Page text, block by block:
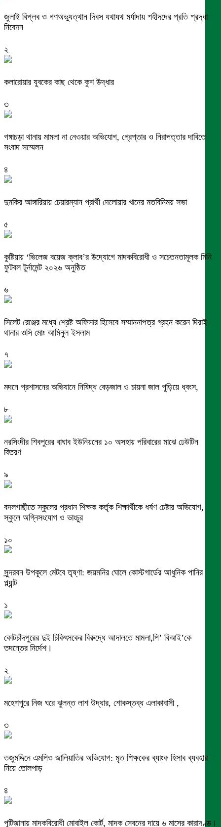
জুলাই বিপ্লব ও গণঅভ্যুত্থান দিবস যথাযথ মর্যাদায় শহীদদের প্রতি শ্রদ্ধা
নিবেদন
২
কলারোয়ার যুবকের কাছ থেকে কুশ উদ্ধার
৩
গঙ্গাচড়া থানায় মামলা না নেওয়ার অভিযোগ, গ্রেপ্তার ও নিরাপত্তার দাবিতে
সংবাদ সম্মেলন
৪
দুমকির আঙ্গারিয়ায় চেয়ারম্যান প্রার্থী দেলোয়ার খানের মতবিনিময় সভা
৫
কুষ্টিয়ায় ‘ভিলেজ বয়েজ ক্লাব’র উদ্যোগে মাদকবিরোধী ও সচেতনতামূলক মিনি
ফুটবল টুর্নামেন্ট ২০২৬ অনুষ্ঠিত
৬
সিলেট রেঞ্জের মধ্যে শ্রেষ্ট অফিসার হিসেবে সম্মাননাপত্র গ্রহন করেন দিরাই
থানার ওসি মোঃ আমিনুল ইসলাম
৭
মদনে প্রশাসনের অভিযানে নিষিদ্ধ বেড়জাল ও চায়না জাল পুড়িয়ে ধ্বংস,
৮
নরসিংদীর শিবপুরের বাঘাব ইউনিয়নের ১০ অসহায় পরিবারের মাঝে ঢেউটিন
বিতরণ
৯
বদলগাছীতে স্কুলের প্রধান শিক্ষক কর্তৃক শিক্ষার্থীকে ধর্ষণ চেষ্টার অভিযোগ,
স্কুলে অগ্নিসংযোগ ও ভাংচুর
১০
সুন্দরবন উপকূলে মেটবে তৃষ্ণা: জয়মনির ঘোলে কোস্টগার্ডের আধুনিক পানির
প্ল্যান্ট
১
কোটচাঁদপুরের দুই চিকিৎসকের বিরুদ্ধে আদালতে মামলা,পি’ বিআই’কে
তদন্তের নির্দেশ।
২
মহেশপুরে নিজ ঘরে ঝুলন্ত লাশ উদ্ধার, শোকস্তব্ধ এলাকাবাসী ,
৩
তজুমদ্দিনে এমপিও জালিয়াতির অভিযোগ: মৃত শিক্ষকের ব্যাংক হিসাব ব্যবহার
নিয়ে তোলপাড়
৪
পুটিজানায় মাদকবিরোধী মোবাইল কোর্ট, মাদক সেবনের দায়ে ৬ মাসের কারাদণ্ড।